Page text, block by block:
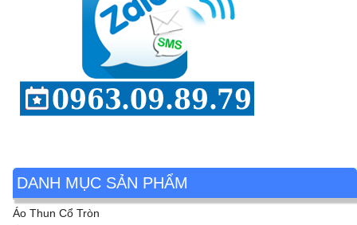
DANH MỤC SẢN PHẨM
Áo Thun Cổ Tròn